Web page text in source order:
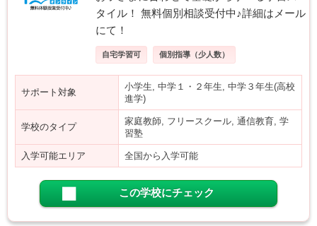
タイル！ 無料個別相談受付中♪詳細はメール
にて！
自宅学習可 個別指導（少人数）
サポート対象
小学生, 中学１・２年生, 中学３年生(高校
進学)
学校のタイプ
家庭教師, フリースクール, 通信教育, 学
習塾
入学可能エリア 全国から入学可能
この学校にチェック